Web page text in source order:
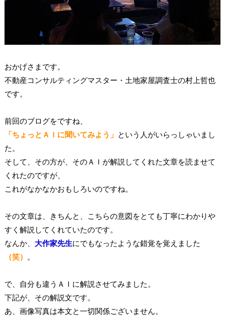
おかげさまです。
不動産コンサルティングマスター・土地家屋調査士の村上哲也
です。
前回のブログをですね、
「ちょっとＡＩに聞いてみよう」 という人がいらっしゃいまし
た。
そして、その方が、そのＡＩが解説してくれた文章を読ませて
くれたのですが、
これがなかなかおもしろいのですね。
その文章は、きちんと、こちらの意図をとても丁寧にわかりや
すく解説してくれていたのです。
なんか、 大作家先生にでもなったような錯覚を覚えました
（笑）
。
で、自分も違うＡＩに解説させてみました。
下記が、その解説文です。
あ、画像写真は本文と一切関係ございません。